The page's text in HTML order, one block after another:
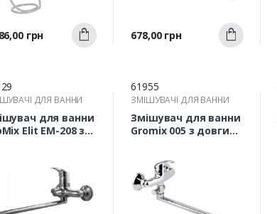
Швидкий
перегляд
грн Купити
Швидкий
перегляд
Ціна
678,00 грн Купити
ДЛЯ ВАННИ
для ванни
Elit EM-208 з
61955
ЗМІШУВАЧІ ДЛЯ ВАННИ
Змішувач для ванни
Gromix 005 з довгим